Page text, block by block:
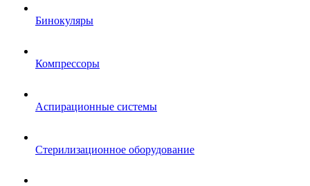
Бинокуляры
Компрессоры
Аспирационные системы
Стерилизационное оборудование